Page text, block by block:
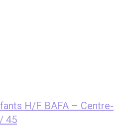
H/F BAFA – Centre-
45